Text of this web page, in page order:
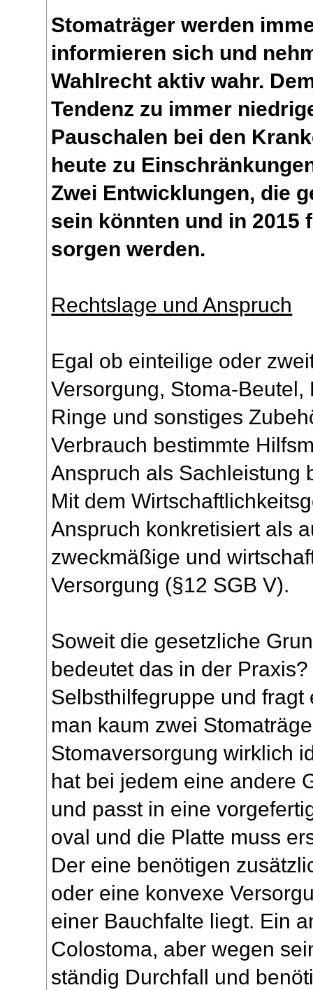
Stomaträger werden
informieren sich und
Wahlrecht aktiv wahr.
Tendenz zu immer
Pauschalen bei den
heute zu
Zwei Entwicklungen, die
sein könnten und in 2015
sorgen werden.
Rechtslage und Anspruch
Egal ob einteilige oder
Versorgung, Stoma-
Ringe und sonstiges
Verbrauch bestimmte
Anspruch als Sachleistung
Mit dem
Anspruch konkretisiert als
zweckmäßige und
Versorgung (§12 SGB V).
Soweit die gesetzliche
bedeutet das in der
Selbsthilfegruppe und
man kaum zwei
Stomaversorgung wirklich
hat bei jedem eine andere
und passt in eine
oval und die Platte muss
Der eine benötigen
oder eine konvexe
einer Bauchfalte liegt. Ein
Colostoma, aber wegen
ständig Durchfall und